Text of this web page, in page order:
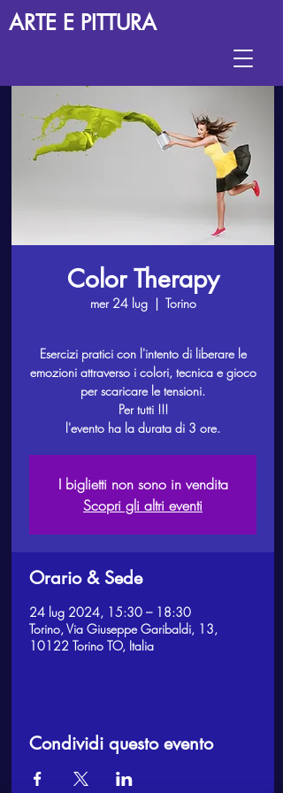
ARTE E PITTURA
Color Therapy
mer 24 lug
  |
Torino
Esercizi pratici con l'intento di liberare le
emozioni attraverso i colori, tecnica e gioco
per scaricare le tensioni.
Per tutti !!!
l'evento ha la durata di 3 ore.
I biglietti non sono in vendita
Scopri gli altri eventi
Orario & Sede
24 lug 2024, 15:30 – 18:30
Torino, Via Giuseppe Garibaldi, 13,
10122 Torino TO, Italia
Condividi questo evento